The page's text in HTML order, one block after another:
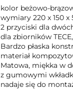
kolor beżowo-
wymiary 220 x 150 x
2 przyciski dla
dla zbiorników
Bardzo płaska
materiał
Matowa, miękka w
z gumowymi
nadaje się do